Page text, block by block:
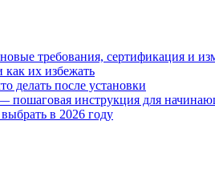
требования, сертификация и
их избежать
делать после установки
пошаговая инструкция для
в 2026 году